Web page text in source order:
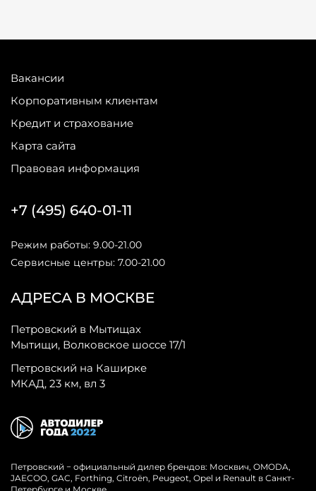
Вакансии
Корпоративным клиентам
Кредит и страхование
Карта сайта
Правовая информация
АДРЕСА В МОСКВЕ
Петровский в Мытищах
Мытищи, Волковское шоссе 17/1
Петровский на Каширке
МКАД, 23 км, вл 3
+7 (495) 640-01-11
Режим работы: 9.00-21.00
Сервисные центры: 7.00-21.00
Петровский − официальный дилер брендов: Москвич, OMODA,
JAECOO, GAC, Forthing, Citroёn, Peugeot, Opel и Renault в Санкт-